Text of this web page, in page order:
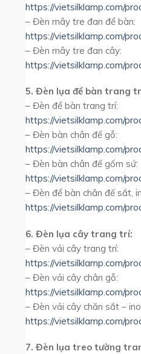
https://vietsilklamp.com/
– Đèn mây tre đan để bàn:
https://vietsilklamp.com/
– Đèn mây tre đan cây:
https://vietsilklamp.com/
5. Đèn lụa để bàn trang
– Đèn để bàn trang trí:
https://vietsilklamp.com/
– Đèn bàn chân đế gỗ:
https://vietsilklamp.com/
– Đèn bàn chân đế gốm sứ:
https://vietsilklamp.com/
– Đèn để bàn chân đế sắt,
https://vietsilklamp.com/
6. Đèn lụa cây trang trí:
– Đèn vải cây trang trí:
https://vietsilklamp.com/
– Đèn vải cây chân gỗ:
https://vietsilklamp.com/
– Đèn vải cây chăn sắt –
https://vietsilklamp.com/
7. Đèn lụa treo tường